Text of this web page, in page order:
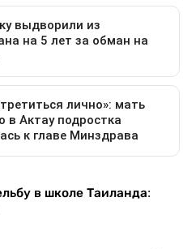
в школе Таиланда: